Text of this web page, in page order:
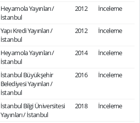
Heyamola Yayınları /
İstanbul
2012 İnceleme
Yapı Kredi Yayınları /
İstanbul
2012 İnceleme
Heyamola Yayınları /
İstanbul
2014 İnceleme
İstanbul Büyükşehir
Belediyesi Yayınları /
İstanbul
2016 İnceleme
İstanbul Bilgi Üniversitesi
Yayınları / İstanbul
2018 İnceleme